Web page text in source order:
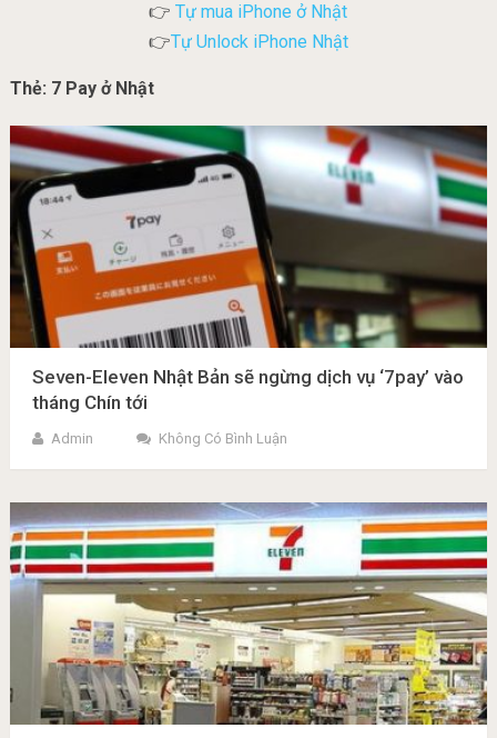
👉 Tự mua iPhone ở Nhật
👉Tự Unlock iPhone Nhật
Thẻ: 7 Pay ở Nhật
Seven-Eleven Nhật Bản sẽ ngừng dịch vụ ‘7pay’ vào
tháng Chín tới
Admin Không Có Bình Luận